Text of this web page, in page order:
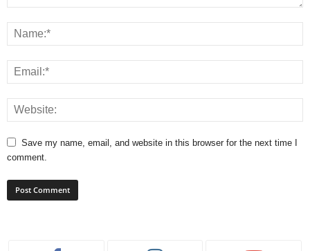
Save my name, email, and website in this browser for the next time I
comment.